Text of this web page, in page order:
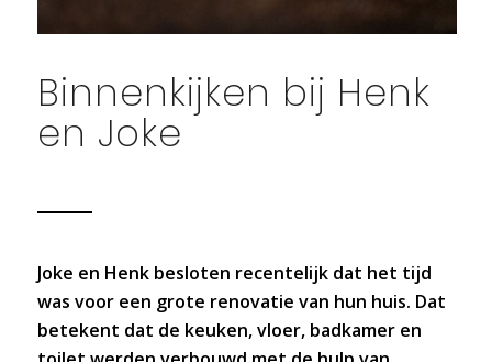
Binnenkijken bij Henk
en Joke
Joke en Henk besloten recentelijk dat het tijd
was voor een grote renovatie van hun huis. Dat
betekent dat de keuken, vloer, badkamer en